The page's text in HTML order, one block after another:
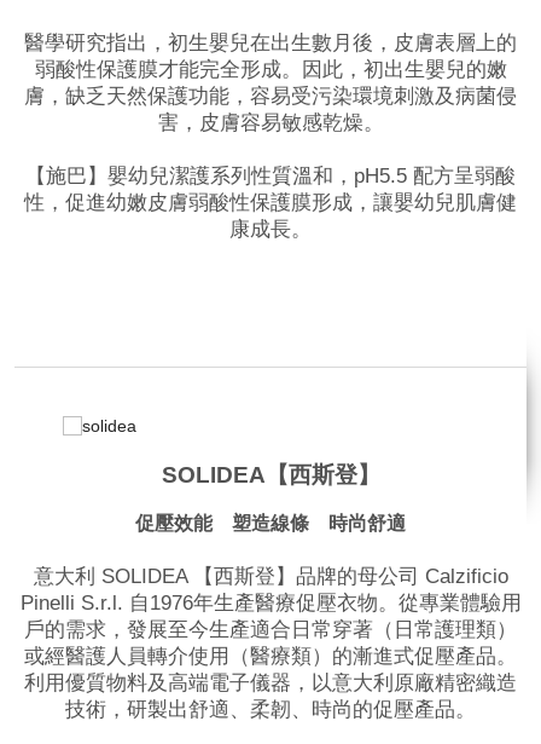
醫學研究指出，初生嬰兒在出生數月後，皮膚表層上的
弱酸性保護膜才能完全形成。因此，初出生嬰兒的嫩
膚，缺乏天然保護功能，容易受污染環境刺激及病菌侵
害，皮膚容易敏感乾燥。
【施巴】嬰幼兒潔護系列性質溫和，pH5.5 配方呈弱酸
性，促進幼嫩皮膚弱酸性保護膜形成，讓嬰幼兒肌膚健
康成長。
SOLIDEA【西斯登】
促壓效能 塑造線條 時尚舒適
意大利 SOLIDEA 【西斯登】品牌的母公司 Calzificio
Pinelli S.r.l. 自1976年生產醫療促壓衣物。從專業體驗用
戶的需求，發展至今生產適合日常穿著（日常護理類）
或經醫護人員轉介使用（醫療類）的漸進式促壓產品。
利用優質物料及高端電子儀器，以意大利原廠精密織造
技術，研製出舒適、柔韌、時尚的促壓產品。